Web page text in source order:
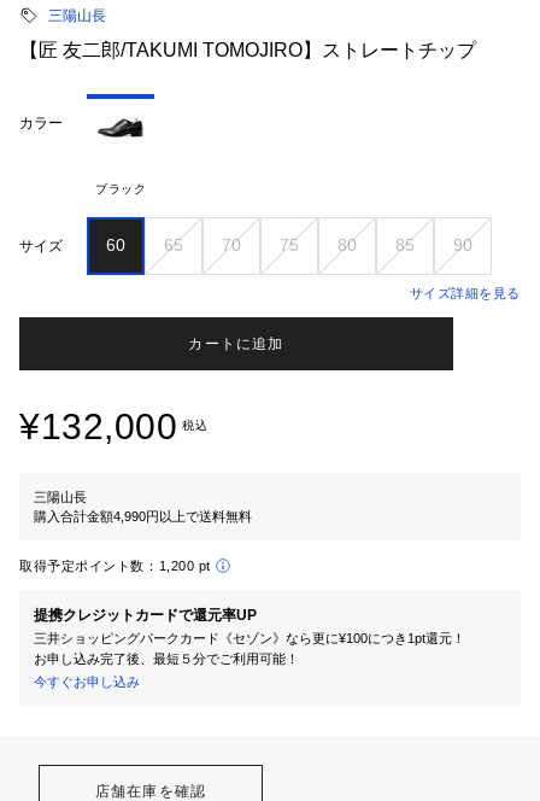
三陽山長
【匠 友二郎/TAKUMI TOMOJIRO】ストレートチップ
カラー
ブラック
サイズ 60 65 70 75 80 85 90
サイズ詳細を見る
カートに追加
¥132,000 税込
三陽山長
購入合計金額4,990円以上で送料無料
取得予定ポイント数： 1,200 pt
提携クレジットカードで還元率UP
三井ショッピングパークカード《セゾン》なら更に¥100につき1pt還元！
お申し込み完了後、最短５分でご利用可能！
今すぐお申し込み
店舗在庫を確認